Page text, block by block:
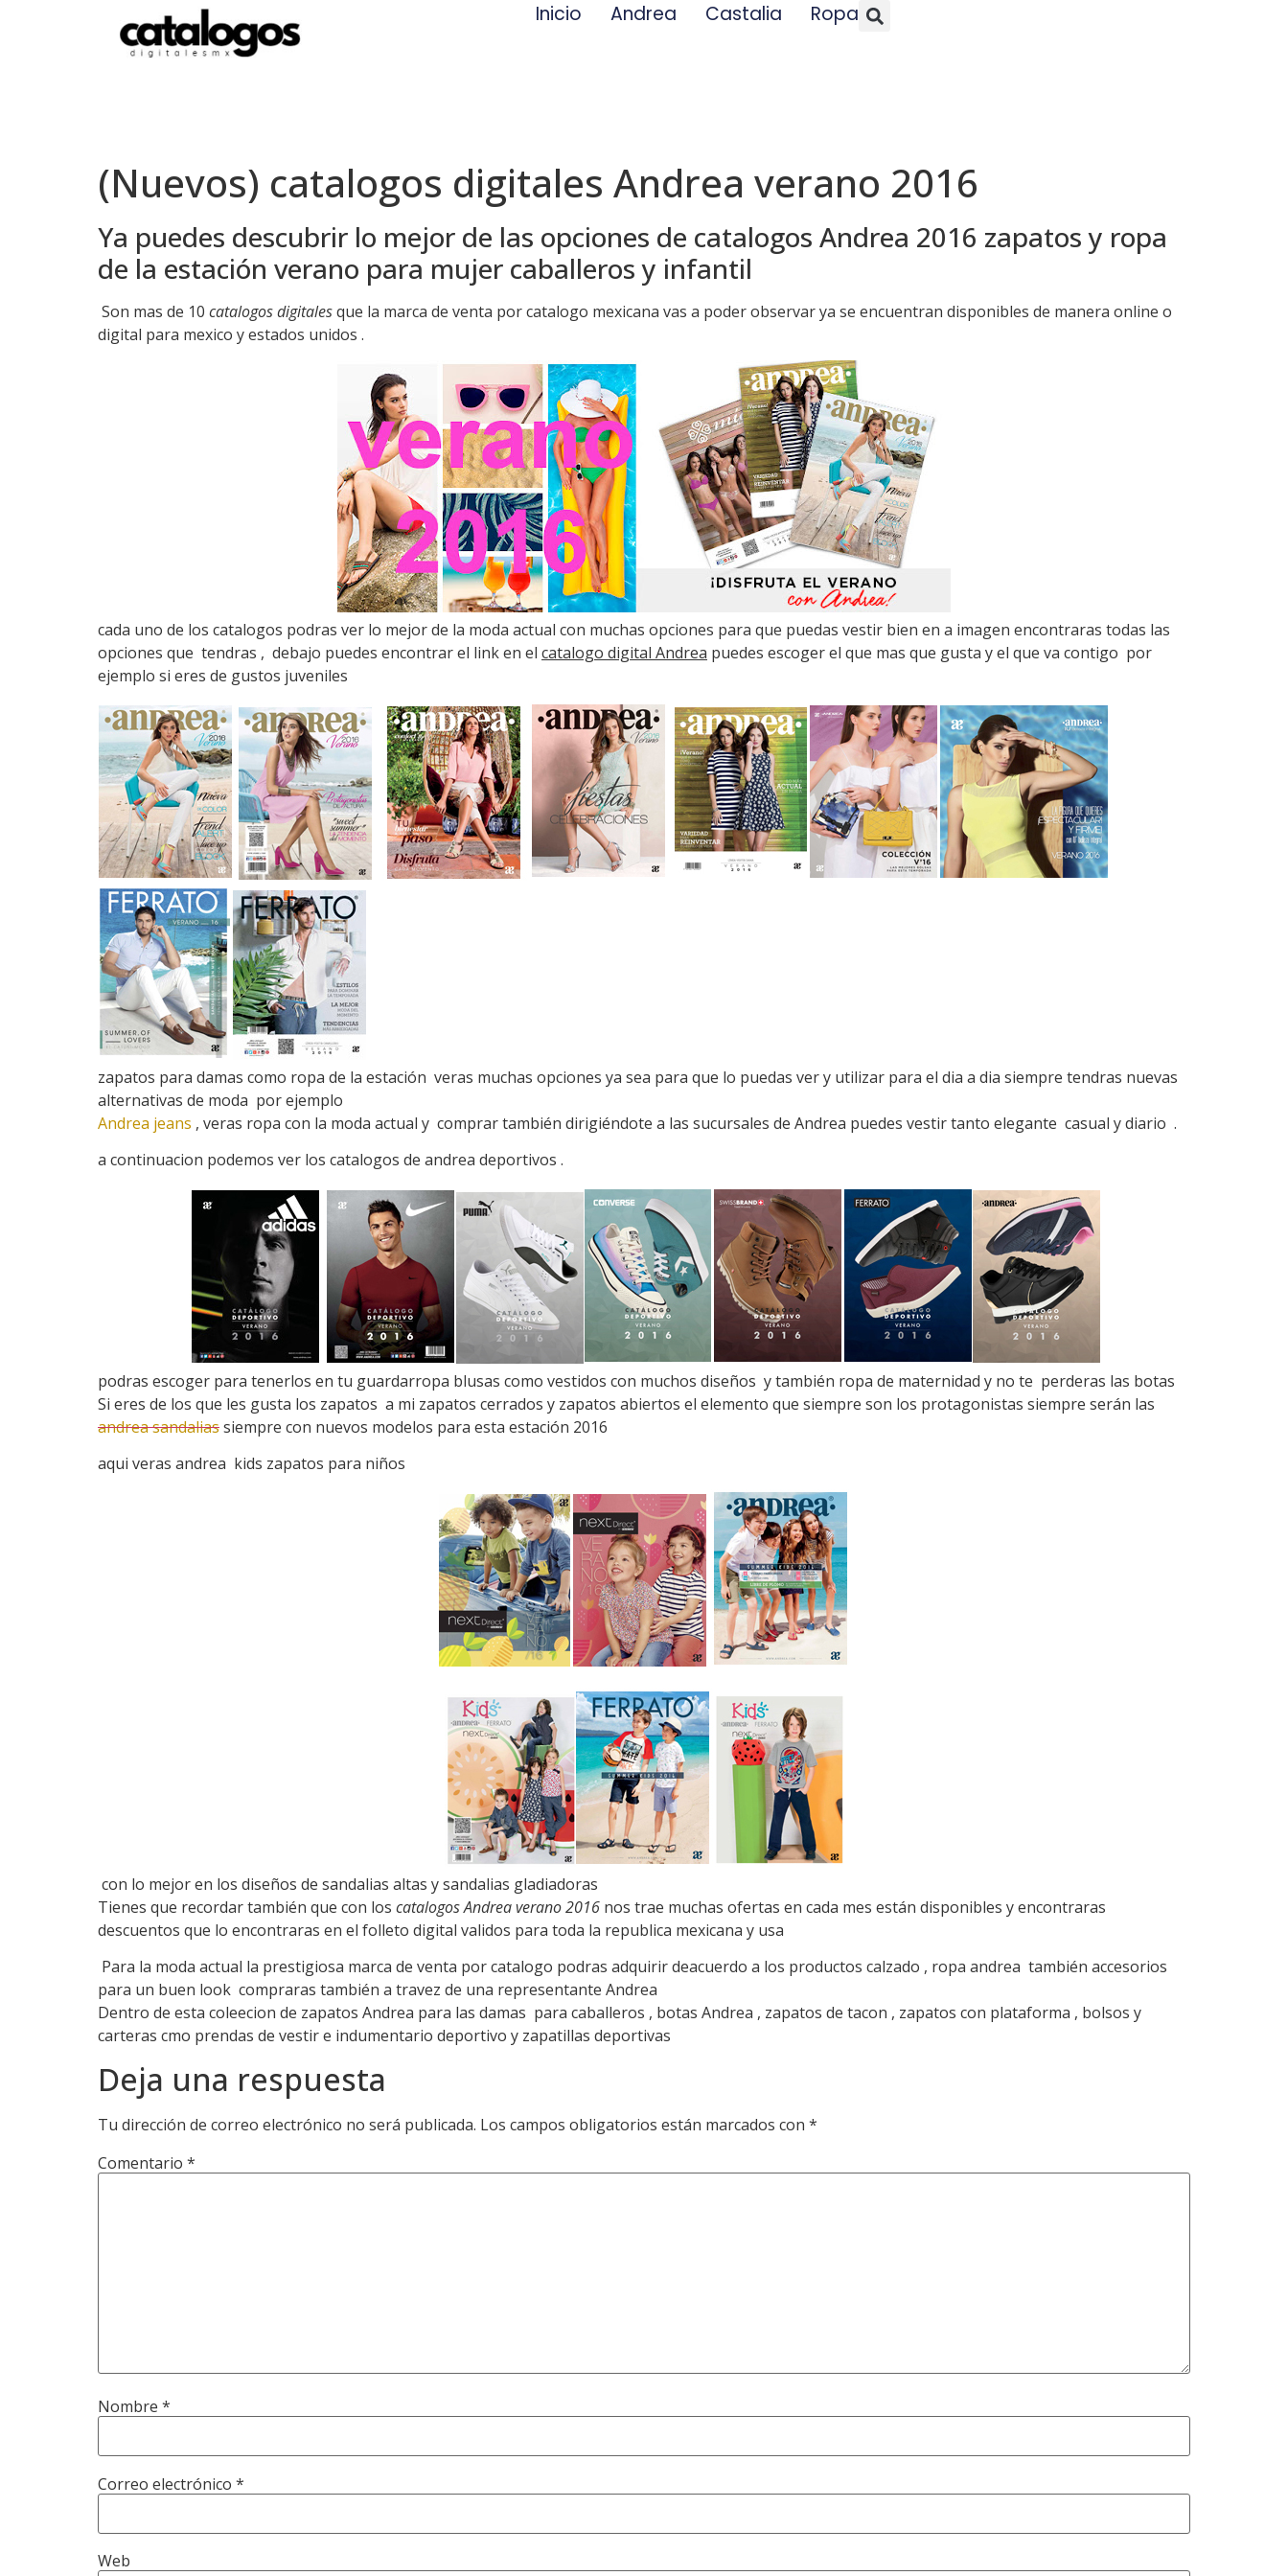
Inicio Andrea Castalia Ropa
(Nuevos) catalogos digitales Andrea verano 2016
Ya puedes descubrir lo mejor de las opciones de catalogos Andrea 2016 zapatos y ropa
de la estación verano para mujer caballeros y infantil
Son mas de 10 catalogos digitalesque la marca de venta por catalogo mexicana vas a poder observar ya se encuentran disponibles de manera online o
digital para mexico y estados unidos .
cada uno de los catalogos podras ver lo mejor de la moda actual con muchas opciones para que puedas vestir bien en a imagen encontraras todas las
opciones que tendras , debajo puedes encontrar el link en el catalogo digital Andrea puedes escoger el que mas que gusta y el que va contigo por
ejemplo si eres de gustos juveniles
zapatos para damas como ropa de la estación veras muchas opciones ya sea para que lo puedas ver y utilizar para el dia a dia siempre tendras nuevas
alternativas de moda por ejemplo
Andrea jeans , veras ropa con la moda actual y comprar también dirigiéndote a las sucursales de Andrea puedes vestir tanto elegante casual y diario .
a continuacion podemos ver los catalogos de andrea deportivos .
podras escoger para tenerlos en tu guardarropa blusas como vestidos con muchos diseños y también ropa de maternidad y no te perderas las botas
Si eres de los que les gusta los zapatos a mi zapatos cerrados y zapatos abiertos el elemento que siempre son los protagonistas siempre serán las
andrea sandaliassiempre con nuevos modelos para esta estación 2016
aqui veras andrea kids zapatos para niños
con lo mejor en los diseños de sandalias altas y sandalias gladiadoras
Tienes que recordar también que con los catalogos Andrea verano 2016 nos trae muchas ofertas en cada mes están disponibles y encontraras
descuentos que lo encontraras en el folleto digital validos para toda la republica mexicana y usa
Para la moda actual la prestigiosa marca de venta por catalogo podras adquirir deacuerdo a los productos calzado , ropa andrea también accesorios
para un buen look compraras también a travez de una representante Andrea
Dentro de esta coleecion de zapatos Andrea para las damas para caballeros , botas Andrea , zapatos de tacon , zapatos con plataforma , bolsos y
carteras cmo prendas de vestir e indumentario deportivo y zapatillas deportivas
Deja una respuesta
Tu dirección de correo electrónico no será publicada. Los campos obligatorios están marcados con *
Comentario *
Nombre *
Correo electrónico *
Web